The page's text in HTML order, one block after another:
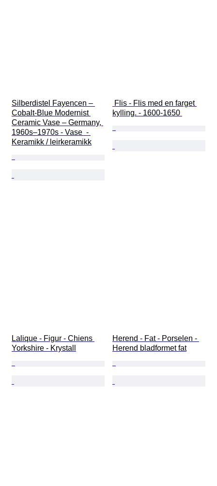
Silberdistel Fayencen –
Cobalt-Blue Modernist
Ceramic Vase – Germany,
1960s–1970s - Vase  -
Keramikk / leirkeramikk
kylling. - 1600-1650
Lalique - Figur - Chiens
Yorkshire - Krystall
Herend - Fat - Porselen -
Herend bladformet fat